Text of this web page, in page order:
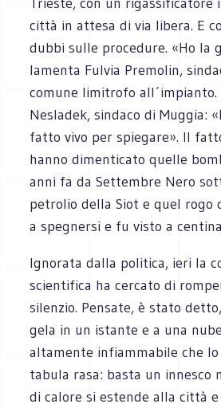
città in attesa di via libera. E
dubbi sulle procedure. «Ho la
lamenta Fulvia Premolin,
comune limitrofo all´impianto.
Nesladek, sindaco di Muggia:
fatto vivo per spiegare». Il
hanno dimenticato quelle
anni fa da Settembre Nero
petrolio della Siot e quel rogo
a spegnersi e fu visto a
Ignorata dalla politica, ieri la
scientifica ha cercato di
silenzio. Pensate, è stato
gela in un istante e a una
altamente infiammabile che
tabula rasa: basta un innesco
di calore si estende alla città